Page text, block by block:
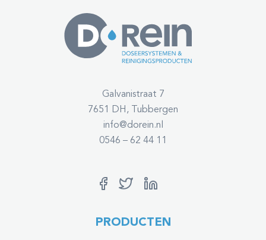
Galvanistraat 7
7651 DH, Tubbergen
info@dorein.nl
0546 – 62 44 11
PRODUCTEN